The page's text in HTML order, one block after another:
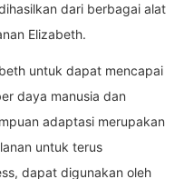
dari berbagai alat
Elizabeth.
untuk dapat mencapai
daya manusia dan
adaptasi merupakan
untuk terus
dapat digunakan oleh